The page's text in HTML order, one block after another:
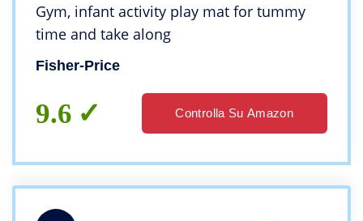
Gym, infant activity play mat for tummy
time and take along
Fisher-Price
9.6 Controlla Su Amazon